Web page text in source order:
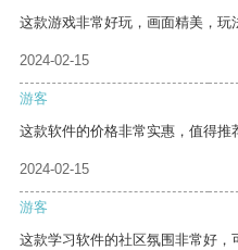
这款游戏非常好玩，画面精美，玩
2024-02-15
游客
这款软件的价格非常实惠，值得推
2024-02-15
游客
这款学习软件的社区氛围非常好，